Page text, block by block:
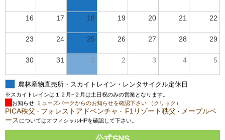
16 17 18 19 20 21 22
23 24 25 26 27 28 29
30 31 1 2 3 4 5
農林産物直売所・スカイトレイン・レンタサイクル定休日
※スカイトレインは１２月~２月は土日祝のみの営業となります。
お知らせ ミューズパークからのお知らせを確認下さい （クリック）
PICA秩父 ・ フォレストアドベンチャ ・ F1リゾート秩父 ・ メープルベ
ース についてはオフィシャルHPを確認して下さい。